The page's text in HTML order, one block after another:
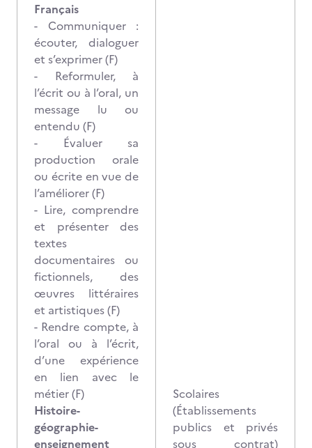
Français
- Communiquer :
écouter, dialoguer
et s’exprimer (F)
- Reformuler, à
l’écrit ou à l’oral, un
message lu ou
entendu (F)
- Évaluer sa
production orale
ou écrite en vue de
l’améliorer (F)
- Lire, comprendre
et présenter des
textes
documentaires ou
fictionnels, des
œuvres littéraires
et artistiques (F)
- Rendre compte, à
l’oral ou à l’écrit,
d’une expérience
en lien avec le
métier (F)
Histoire-
géographie-
enseignement
Scolaires
(Établissements
publics et privés
sous contrat)